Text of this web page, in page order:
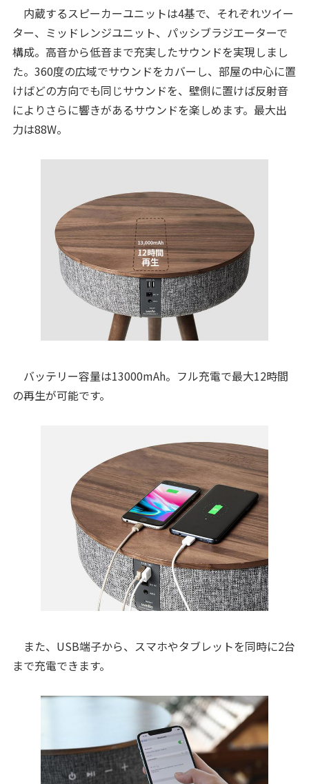
内蔵するスピーカーユニットは4基で、それぞれツイー
ター、ミッドレンジユニット、パッシブラジエーターで
構成。高音から低音まで充実したサウンドを実現しまし
た。360度の広域でサウンドをカバーし、部屋の中心に置
けばどの方向でも同じサウンドを、壁側に置けば反射音
によりさらに響きがあるサウンドを楽しめます。最大出
力は88W。
バッテリー容量は13000mAh。フル充電で最大12時間
の再生が可能です。
また、USB端子から、スマホやタブレットを同時に2台
まで充電できます。